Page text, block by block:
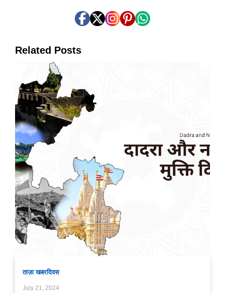
Related Posts
ताज़ा खबरदिवस
July 21, 2024